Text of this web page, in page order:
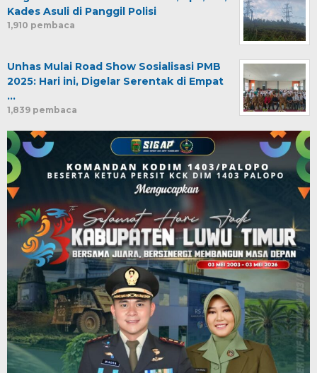
Kades Asuli di Panggil Polisi
1,910 pembaca
Unhas Mulai Road Show Sosialisasi PMB
2025: Hari ini, Digelar Serentak di Empat
…
1,839 pembaca